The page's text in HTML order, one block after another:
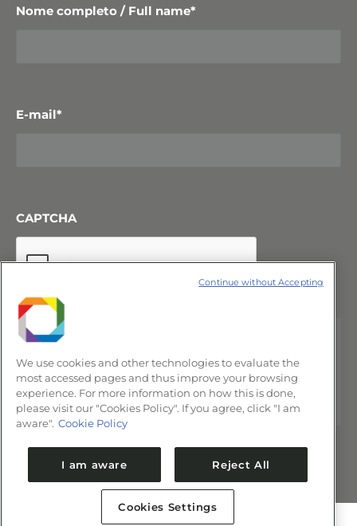
Nome completo / Full name*
E-mail*
CAPTCHA
We use cookies and other technologies to evaluate the
most accessed pages and thus improve your browsing
experience. For more information on how this is done,
please visit our "Cookies Policy". If you agree, click "I am
aware". Cookie Policy
I am aware Reject All
Cookies Settings
Continue without Accepting